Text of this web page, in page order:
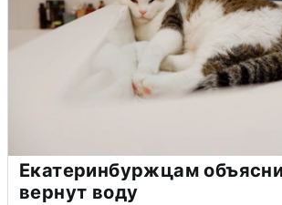
Екатеринбуржцам
вернут воду